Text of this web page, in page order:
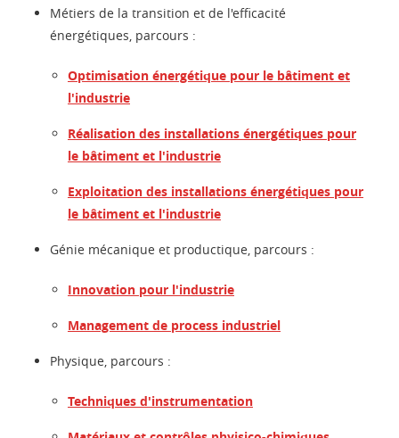
Métiers de la transition et de l'efficacité
énergétiques, parcours :
Optimisation énergétique pour le bâtiment et
l'industrie
Réalisation des installations énergétiques pour
le bâtiment et l'industrie
Exploitation des installations énergétiques pour
le bâtiment et l'industrie
Génie mécanique et productique, parcours :
Innovation pour l'industrie
Management de process industriel
Physique, parcours :
Techniques d'instrumentation